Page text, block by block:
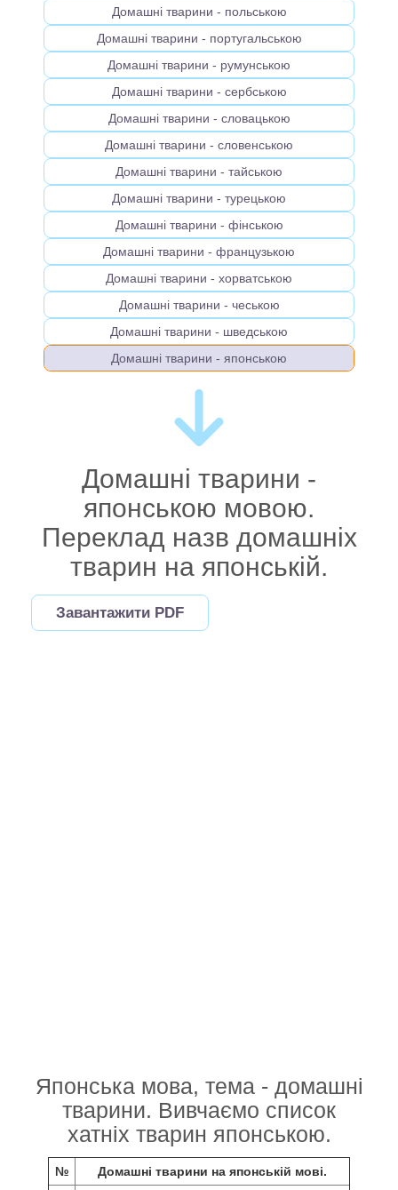
Домашні тварини - польською
Домашні тварини - португальською
Домашні тварини - румунською
Домашні тварини - сербською
Домашні тварини - словацькою
Домашні тварини - словенською
Домашні тварини - тайською
Домашні тварини - турецькою
Домашні тварини - фінською
Домашні тварини - французькою
Домашні тварини - хорватською
Домашні тварини - чеською
Домашні тварини - шведською
Домашні тварини - японською
Домашні тварини -
японською мовою.
Переклад назв домашніх
тварин на японській.
Завантажити PDF
Японська мова, тема - домашні
тварини. Вивчаємо список
хатніх тварин японською.
№ Домашні тварини на японській мові.